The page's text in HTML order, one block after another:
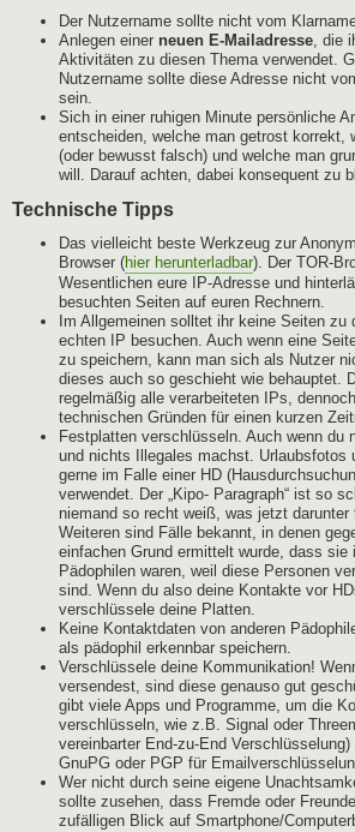
Der Nutzername sollte nicht vom
Anlegen einer neuen E-Mailadresse , die
Aktivitäten zu diesen Thema verwendet.
Nutzername sollte diese Adresse nicht
sein.
Sich in einer ruhigen Minute persönliche
entscheiden, welche man getrost korrekt,
(oder bewusst falsch) und welche man
will. Darauf achten, dabei konsequent zu
Technische Tipps
Das vielleicht beste Werkzeug zur
Browser (hier herunterladbar). Der TOR-
Wesentlichen eure IP-Adresse und
besuchten Seiten auf euren Rechnern.
Im Allgemeinen solltet ihr keine Seiten zu
echten IP besuchen. Auch wenn eine
zu speichern, kann man sich als Nutzer
dieses auch so geschieht wie behauptet.
regelmäßig alle verarbeiteten IPs,
technischen Gründen für einen kurzen
Festplatten verschlüsseln. Auch wenn du
und nichts Illegales machst. Urlaubsfotos
gerne im Falle einer HD
verwendet. Der „Kipo- Paragraph“ ist so
niemand so recht weiß, was jetzt
Weiteren sind Fälle bekannt, in denen
einfachen Grund ermittelt wurde, dass sie
Pädophilen waren, weil diese Personen
sind. Wenn du also deine Kontakte vor
verschlüssele deine Platten.
Keine Kontaktdaten von anderen
als pädophil erkennbar speichern.
Verschlüssele deine Kommunikation!
versendest, sind diese genauso gut
gibt viele Apps und Programme, um die
verschlüsseln, wie z.B. Signal oder
vereinbarter End-zu-End
GnuPG oder PGP für
Wer nicht durch seine eigene
sollte zusehen, dass Fremde oder
zufälligen Blick auf Smartphone/